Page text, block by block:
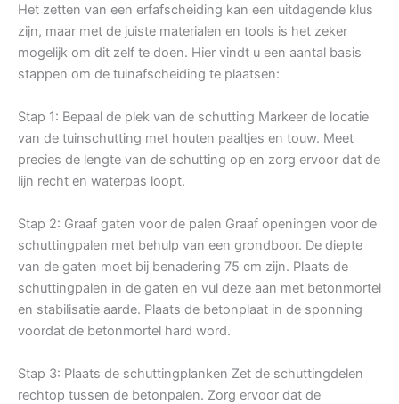
Het zetten van een erfafscheiding kan een uitdagende klus
zijn, maar met de juiste materialen en tools is het zeker
mogelijk om dit zelf te doen. Hier vindt u een aantal basis
stappen om de tuinafscheiding te plaatsen:
Stap 1: Bepaal de plek van de schutting Markeer de locatie
van de tuinschutting met houten paaltjes en touw. Meet
precies de lengte van de schutting op en zorg ervoor dat de
lijn recht en waterpas loopt.
Stap 2: Graaf gaten voor de palen Graaf openingen voor de
schuttingpalen met behulp van een grondboor. De diepte
van de gaten moet bij benadering 75 cm zijn. Plaats de
schuttingpalen in de gaten en vul deze aan met betonmortel
en stabilisatie aarde. Plaats de betonplaat in de sponning
voordat de betonmortel hard word.
Stap 3: Plaats de schuttingplanken Zet de schuttingdelen
rechtop tussen de betonpalen. Zorg ervoor dat de